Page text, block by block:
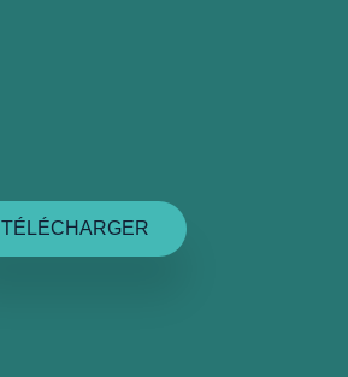
TÉLÉCHARGER